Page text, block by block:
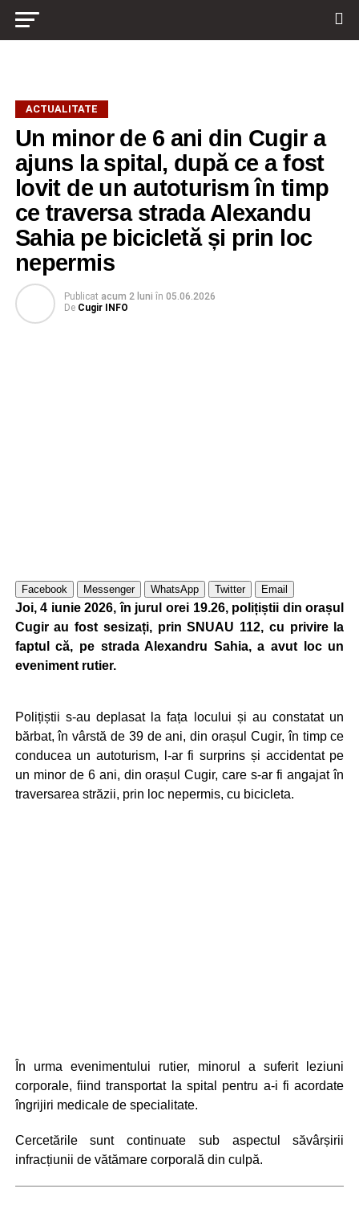
ACTUALITATE
Un minor de 6 ani din Cugir a
ajuns la spital, după ce a fost
lovit de un autoturism în timp
ce traversa strada Alexandu
Sahia pe bicicletă și prin loc
nepermis
Publicat acum 2 luni în 05.06.2026
De Cugir INFO
Facebook Messenger WhatsApp Twitter Email
Joi, 4 iunie 2026, în jurul orei 19.26, polițiștii din orașul
Cugir au fost sesizați, prin SNUAU 112, cu privire la
faptul că, pe strada Alexandru Sahia, a avut loc un
eveniment rutier.
Polițiștii s-au deplasat la fața locului și au constatat un
bărbat, în vârstă de 39 de ani, din orașul Cugir, în timp ce
conducea un autoturism, l-ar fi surprins și accidentat pe
un minor de 6 ani, din orașul Cugir, care s-ar fi angajat în
traversarea străzii, prin loc nepermis, cu bicicleta.
În urma evenimentului rutier, minorul a suferit leziuni
corporale, fiind transportat la spital pentru a-i fi acordate
îngrijiri medicale de specialitate.
Cercetările sunt continuate sub aspectul săvârșirii
infracțiunii de vătămare corporală din culpă.